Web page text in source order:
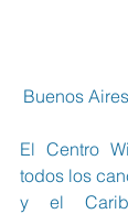
Buenos
El Centro
todos los
y el